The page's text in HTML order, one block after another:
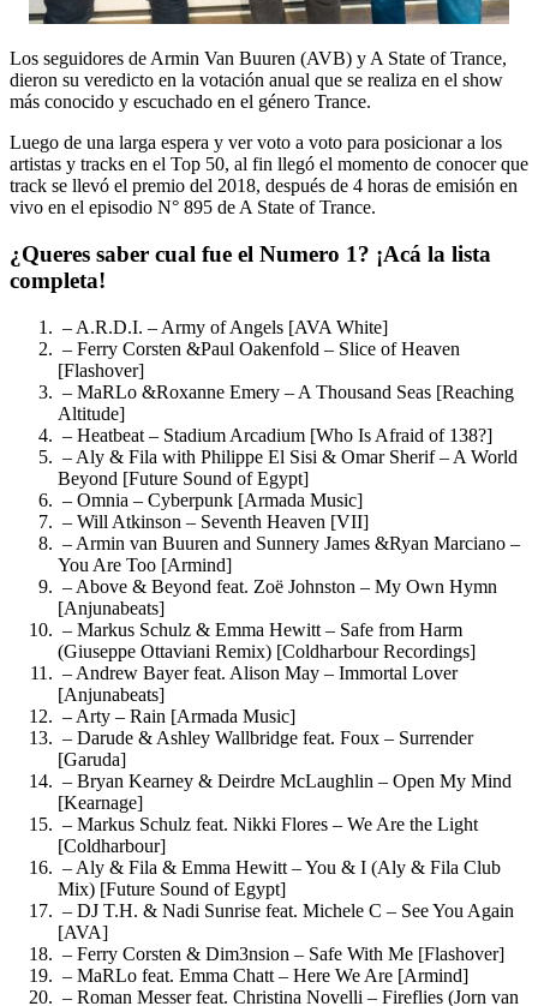
Los seguidores de Armin Van Buuren (AVB) y A State of Trance,
dieron su veredicto en la votación anual que se realiza en el show
más conocido y escuchado en el género Trance.
Luego de una larga espera y ver voto a voto para posicionar a los
artistas y tracks en el Top 50, al fin llegó el momento de conocer que
track se llevó el premio del 2018, después de 4 horas de emisión en
vivo en el episodio N° 895 de A State of Trance.
¿Queres saber cual fue el Numero 1? ¡Acá la lista
completa!
– A.R.D.I. – Army of Angels [AVA White]
– Ferry Corsten &Paul Oakenfold – Slice of Heaven
[Flashover]
– MaRLo &Roxanne Emery – A Thousand Seas [Reaching
Altitude]
– Heatbeat – Stadium Arcadium [Who Is Afraid of 138?]
– Aly & Fila with Philippe El Sisi & Omar Sherif – A World
Beyond [Future Sound of Egypt]
– Omnia – Cyberpunk [Armada Music]
– Will Atkinson – Seventh Heaven [VII]
– Armin van Buuren and Sunnery James &Ryan Marciano –
You Are Too [Armind]
– Above & Beyond feat. Zoë Johnston – My Own Hymn
[Anjunabeats]
– Markus Schulz & Emma Hewitt – Safe from Harm
(Giuseppe Ottaviani Remix) [Coldharbour Recordings]
– Andrew Bayer feat. Alison May – Immortal Lover
[Anjunabeats]
– Arty – Rain [Armada Music]
– Darude & Ashley Wallbridge feat. Foux – Surrender
[Garuda]
– Bryan Kearney & Deirdre McLaughlin – Open My Mind
[Kearnage]
– Markus Schulz feat. Nikki Flores – We Are the Light
[Coldharbour]
– Aly & Fila & Emma Hewitt – You & I (Aly & Fila Club
Mix) [Future Sound of Egypt]
– DJ T.H. & Nadi Sunrise feat. Michele C – See You Again
[AVA]
– Ferry Corsten & Dim3nsion – Safe With Me [Flashover]
– MaRLo feat. Emma Chatt – Here We Are [Armind]
– Roman Messer feat. Christina Novelli – Fireflies (Jorn van